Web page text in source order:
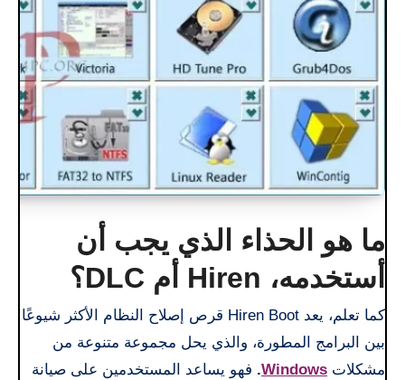
ما هو الحذاء الذي يجب أن
أستخدمه، Hiren أم DLC؟
كما تعلم، يعد Hiren Boot قرص إصلاح النظام الأكثر شيوعًا
بين البرامج المطورة، والذي يحل مجموعة متنوعة من
مشكلات Windows
. فهو يساعد المستخدمين على صيانة